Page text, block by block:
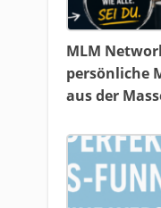
MLM
persönliche
aus der